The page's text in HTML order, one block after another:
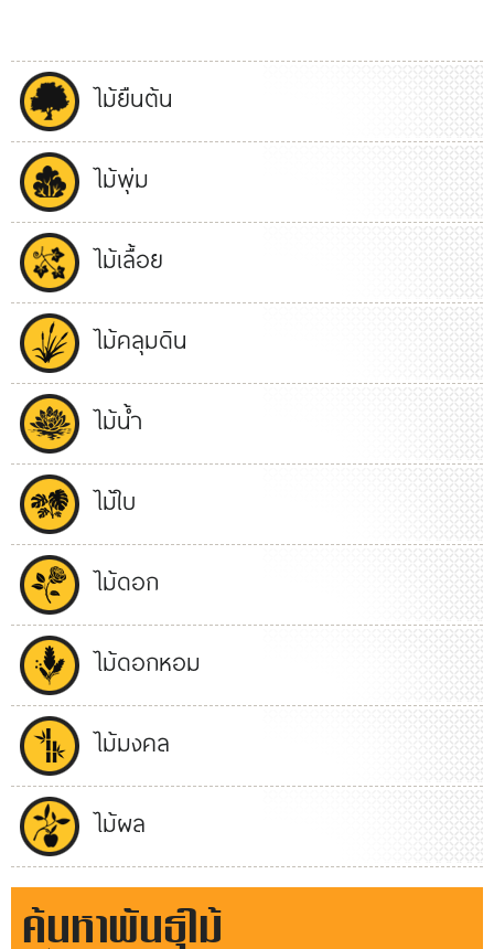
ไม้ยืนต้น
ไม้พุ่ม
ไม้เลื้อย
ไม้คลุมดิน
ไม้น้ำ
ไม้ใบ
ไม้ดอก
ไม้ดอกหอม
ไม้มงคล
ไม้ผล
ค้นหาพันธุ์ไม้